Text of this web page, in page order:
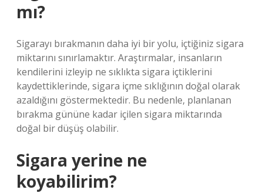
mı?
Sigarayı bırakmanın daha iyi bir yolu, içtiğiniz sigara
miktarını sınırlamaktır. Araştırmalar, insanların
kendilerini izleyip ne sıklıkta sigara içtiklerini
kaydettiklerinde, sigara içme sıklığının doğal olarak
azaldığını göstermektedir. Bu nedenle, planlanan
bırakma gününe kadar içilen sigara miktarında
doğal bir düşüş olabilir.
Sigara yerine ne
koyabilirim?